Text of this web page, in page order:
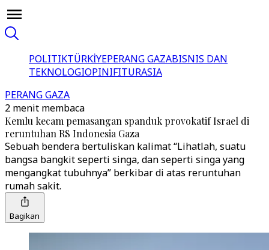
POLITIKTÜRKİYEPERANG GAZABISNIS DAN
TEKNOLOGIOPINIFITURASIA
PERANG GAZA
2 menit membaca
Kemlu kecam pemasangan spanduk provokatif Israel di
reruntuhan RS Indonesia Gaza
Sebuah bendera bertuliskan kalimat “Lihatlah, suatu
bangsa bangkit seperti singa, dan seperti singa yang
mengangkat tubuhnya” berkibar di atas reruntuhan
rumah sakit.
Bagikan